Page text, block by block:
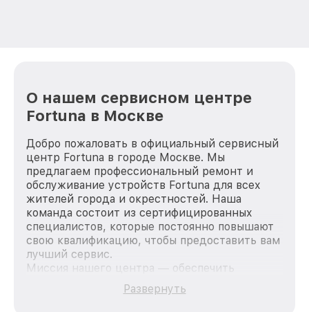
О нашем сервисном центре
Fortuna в Москве
Добро пожаловать в официальный сервисный
центр Fortuna в городе Москве. Мы
предлагаем профессиональный ремонт и
обслуживание устройств Fortuna для всех
жителей города и окрестностей. Наша
команда состоит из сертифицированных
специалистов, которые постоянно повышают
свою квалификацию, чтобы предоставить вам
лучший сервис.
Миссия нашего центра — обеспечить
качественный и доступный ремонт для
каждого пользователя продукции Fortuna, вне
Развернуть